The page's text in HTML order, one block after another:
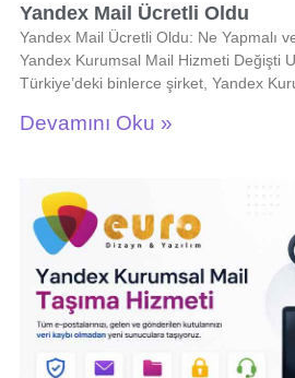
Yandex Mail Ücretli Oldu
Yandex Mail Ücretli Oldu: Ne Yapmalı
Yandex Kurumsal Mail Hizmeti Değişti
Türkiye’deki binlerce şirket, Yandex
Devamını Oku »